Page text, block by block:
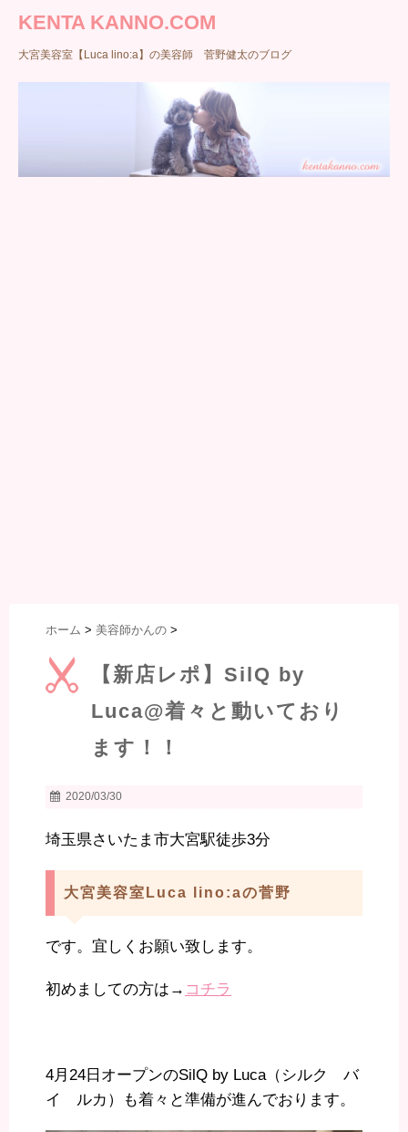
KENTA KANNO.COM
大宮美容室【Luca lino:a】の美容師 菅野健太のブログ
ホーム > 美容師かんの >
【新店レポ】SilQ by
Luca@着々と動いており
ます！！
2020/03/30
埼玉県さいたま市大宮駅徒歩3分
大宮美容室Luca lino:aの菅野
です。宜しくお願い致します。
初めましての方は→ コチラ
4月24日オープンのSilQ by Luca（シルク バ
イ ルカ）も着々と準備が進んでおります。